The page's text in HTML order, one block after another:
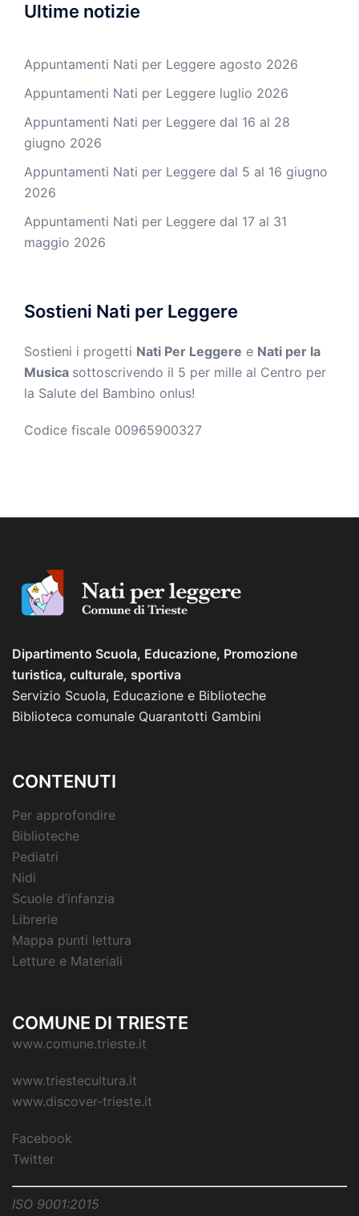
Ultime notizie
Appuntamenti Nati per Leggere agosto 2026
Appuntamenti Nati per Leggere luglio 2026
Appuntamenti Nati per Leggere dal 16 al 28
giugno 2026
Appuntamenti Nati per Leggere dal 5 al 16 giugno
2026
Appuntamenti Nati per Leggere dal 17 al 31
maggio 2026
Sostieni Nati per Leggere
Sostieni i progetti Nati Per Leggere e Nati per la
Musica sottoscrivendo il 5 per mille al Centro per
la Salute del Bambino onlus!
Codice fiscale 00965900327
Dipartimento Scuola, Educazione, Promozione
turistica, culturale, sportiva
Servizio Scuola, Educazione e Biblioteche
Biblioteca comunale Quarantotti Gambini
CONTENUTI
Per approfondire
Biblioteche
Pediatri
Nidi
Scuole d’infanzia
Librerie
Mappa punti lettura
Letture e Materiali
COMUNE DI TRIESTE
www.comune.trieste.it
www.triestecultura.it
www.discover-trieste.it
Facebook
Twitter
ISO 9001:2015